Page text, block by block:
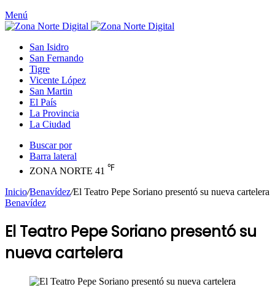
Menú
San Isidro
San Fernando
Tigre
Vicente López
San Martin
El País
La Provincia
La Ciudad
Buscar por
Barra lateral
ZONA NORTE 41 ℉
Inicio/Benavídez/El Teatro Pepe Soriano presentó su nueva cartelera
Benavídez
El Teatro Pepe Soriano presentó su
nueva cartelera